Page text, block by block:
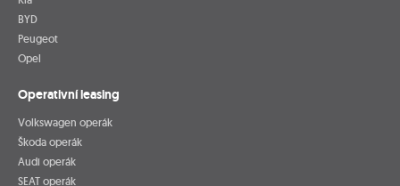
BYD
Peugeot
Opel
Operativní leasing
Volkswagen operák
Škoda operák
Audi operák
SEAT operák